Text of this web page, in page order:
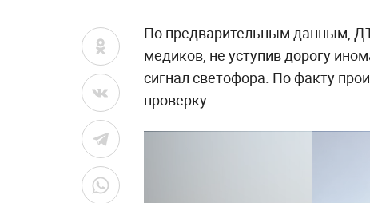
По предварительным данным,
медиков, не уступив дорогу
сигнал светофора. По факту
проверку.